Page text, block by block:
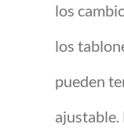
los
los
pueden
ajustable.